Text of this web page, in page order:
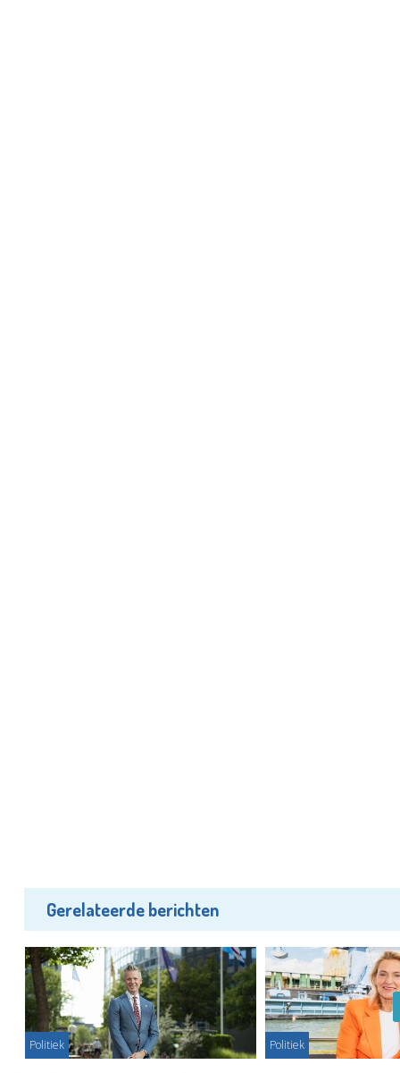
Gerelateerde berichten
Politiek Politiek